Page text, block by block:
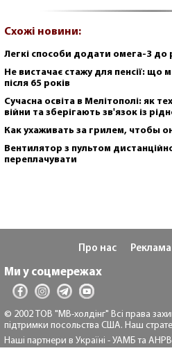
Схожі новини:
Легкі способи додати омега-3 до
Не вистачає стажу для пенсії: що
після 65 років
Сучасна освіта в Мелітополі: як
війни та зберігають зв'язок із
Как ухаживать за грилем, чтобы
Вентилятор з пультом
переплачувати
Про нас Реклама
Ми у соцмережах
© 2002 ТОВ "МВ-холдінг" Всі права
підтримки посольства США. Наш
Наші партнери в Україні - УАМБ та